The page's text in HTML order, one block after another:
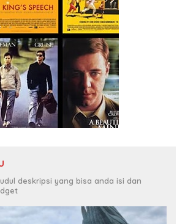
deskripsi yang bisa anda isi dan